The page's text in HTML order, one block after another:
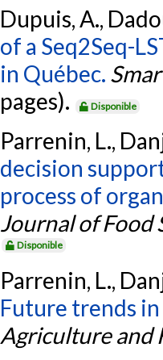
Dupuis, A.,
of a Seq2Seq-
in Québec.
pages).
Disponible
Parrenin, L.,
decision
process of
Journal of Food
Disponible
Parrenin, L.,
Future trends
Agriculture and